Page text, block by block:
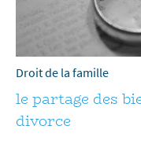
Droit de la famille
le partage des
divorce